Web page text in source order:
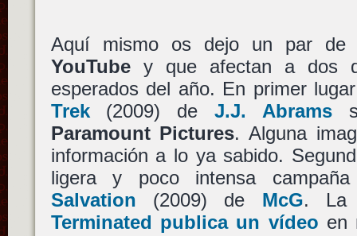
Aquí mismo os dejo un par de
YouTubey que afectan a dos
esperados del año. En primer
Trek(2009) deJ.J. Abrams
Paramount Pictures. Alguna
información a lo ya sabido.
ligera y poco intensa
Salvation (2009) de McG.
Terminated publica un vídeo en